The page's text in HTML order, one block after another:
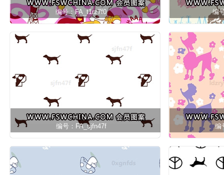
编号：FA_t1rz7f0 编
编号：FA_sjfn47f 编